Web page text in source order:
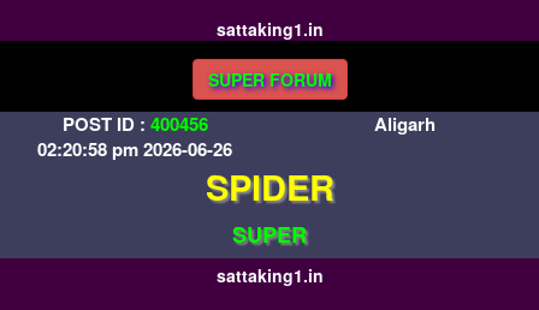
sattaking1.in
SUPER FORUM
POST ID : 400456
02:20:58 pm 2026-06-26
Aligarh
SPIDER
SUPER
sattaking1.in